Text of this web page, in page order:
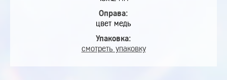
Оправа:
цвет медь
Упаковка:
смотреть упаковку